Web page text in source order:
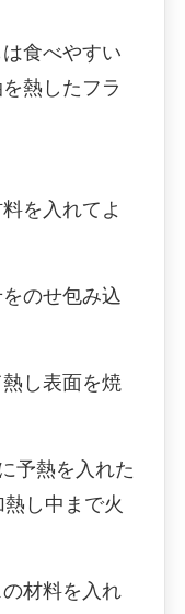
食べやすい
熱したフラ
を入れてよ
のせ包み込
し表面を焼
予熱を入れた
し中まで火
材料を入れ